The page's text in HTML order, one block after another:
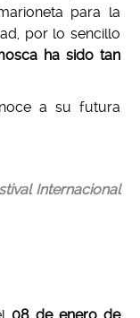
para la
por lo sencillo
ha sido tan
a su futura
Internacional